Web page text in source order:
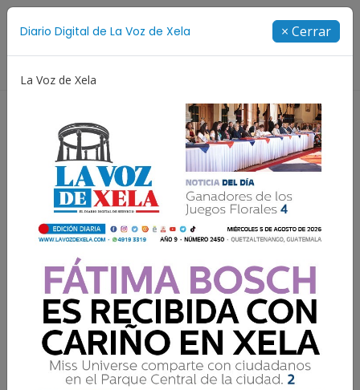
Diario Digital de La Voz de Xela × Cerrar
La Voz de Xela
Adolescencia
Resultados para:Agricultura